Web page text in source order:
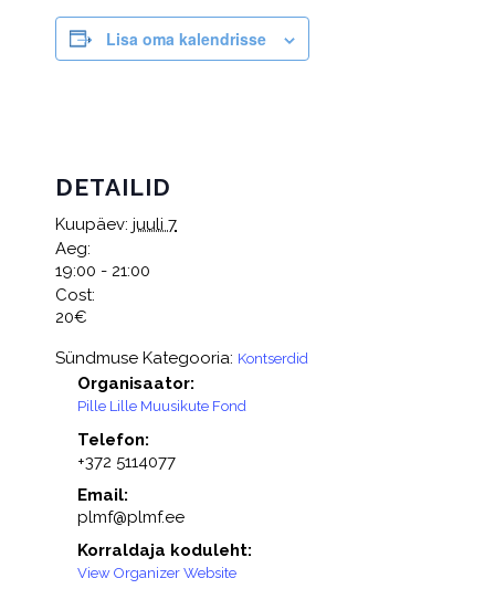
Lisa oma kalendrisse
DETAILID
Kuupäev: juuli 7
Aeg:
19:00 - 21:00
Cost:
20€
Sündmuse Kategooria: Kontserdid
Organisaator:
Pille Lille Muusikute Fond
Telefon:
+372 5114077
Email:
plmf@plmf.ee
Korraldaja koduleht:
View Organizer Website